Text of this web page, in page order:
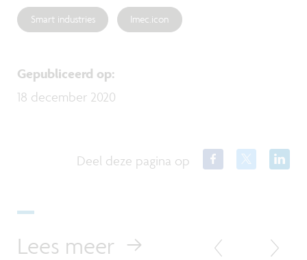
Smart industries Imec.icon
Gepubliceerd op:
18 december 2020
Deel deze pagina op
Lees meer